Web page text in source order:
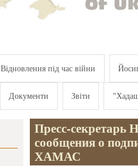
Відновлення під час війни
Документи Звіти
Пресс-секретарь
сообщения о
ХАМАС